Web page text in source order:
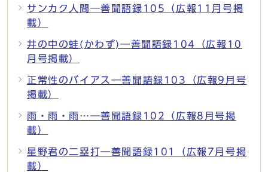
サンカク人間―善聞語録105（広報11月号掲
載）
井の中の蛙(かわず)―善聞語録104（広報10
月号掲載）
正常性のバイアス―善聞語録103（広報9月号
掲載）
雨・雨・雨…―善聞語録102（広報8月号掲
載）
星野君の二塁打―善聞語録101（広報7月号掲
載）